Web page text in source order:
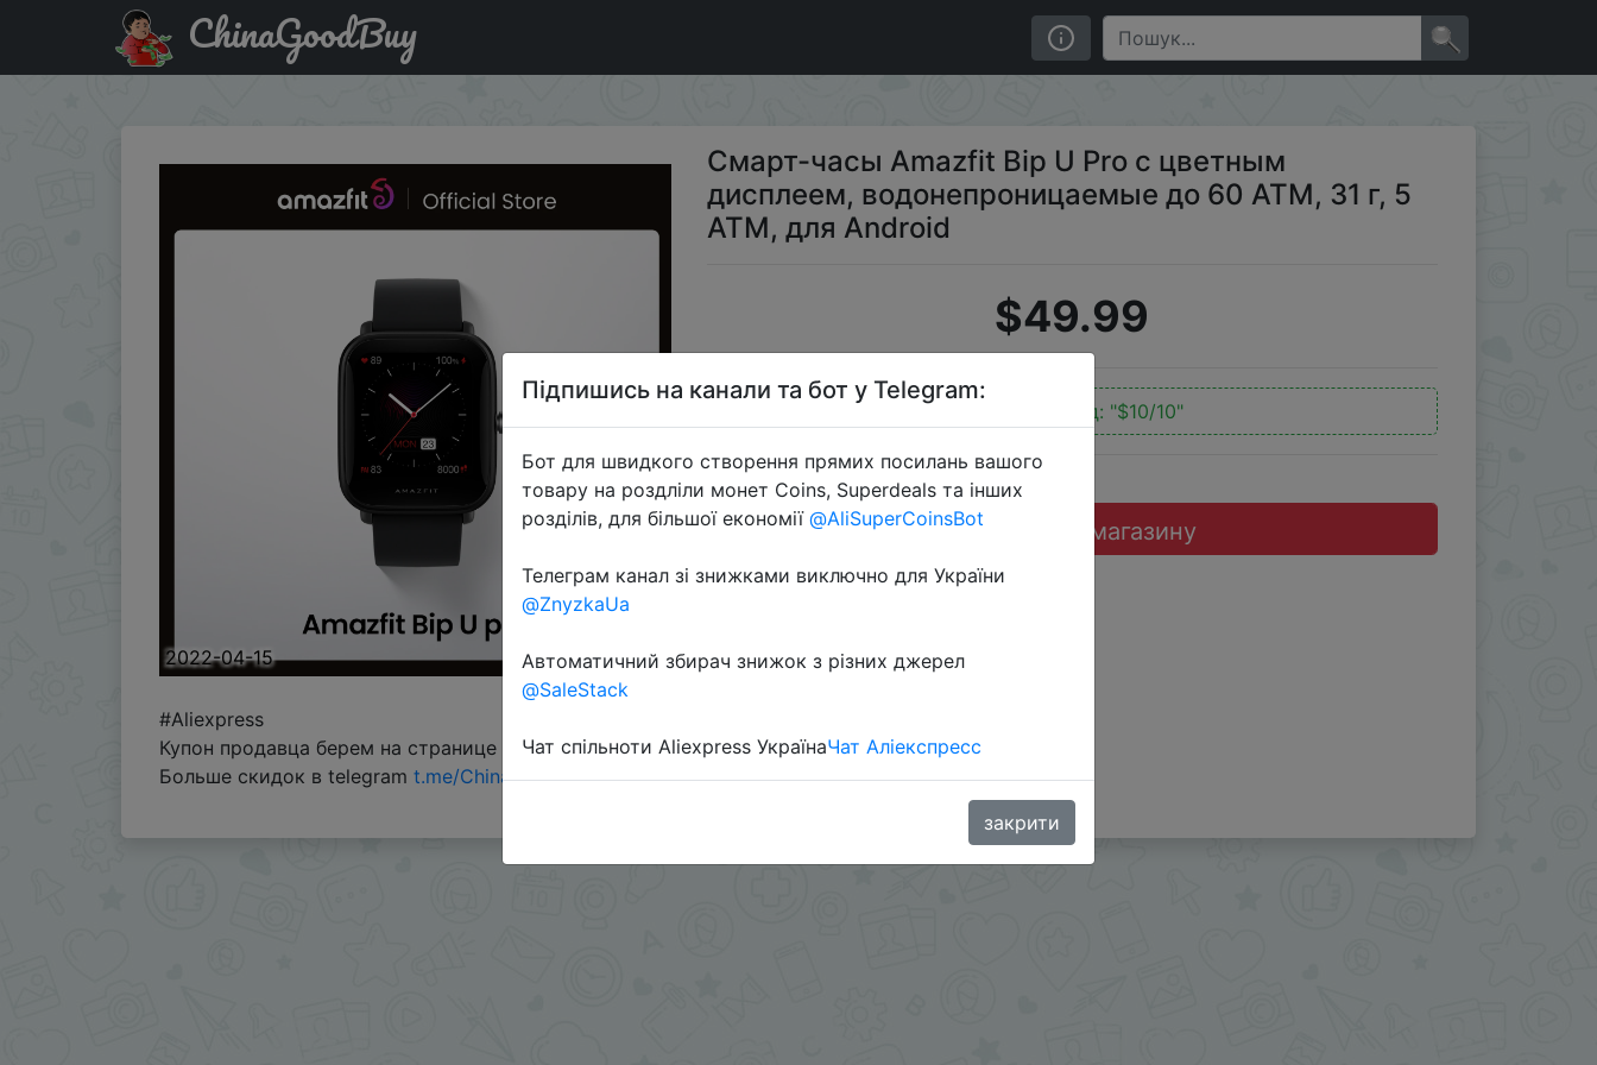
Паридбати з промокодом $10/10 Смарт-часы Amazfit Bip U Pro с цветным дисплеем, водонепроницаемые до 60 АТМ, 31 г, 5 АТМ, для Android
ChinaGoodBuy
2022-04-15
Смарт-часы Amazfit Bip U Pro с цветным
дисплеем, водонепроницаемые до 60 АТМ, 31 г, 5
АТМ, для Android
$49.99
Промокод: "$10/10"
Перейти до магазину
#Aliexpress
Купон продавца берем на странице товара под ценой.
Больше скидок в telegram t.me/ChinaGoodBuy
Підпишись на канали та бот у Telegram:
Бот для швидкого створення прямих посилань вашого
товару на роздліли монет Coins, Superdeals та інших
розділів, для більшої економії @AliSuperCoinsBot
Телеграм канал зі знижками виключно для України
@ZnyzkaUa
Автоматичний збирач знижок з різних джерел
@SaleStack
Чат спільноти Aliexpress УкраїнаЧат Аліекспресс
закрити